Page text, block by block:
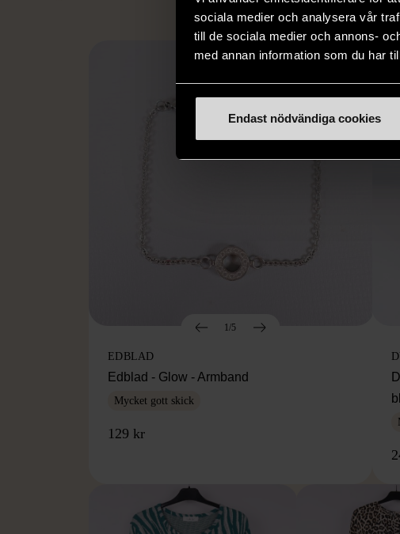
sociala medier och analysera vår
till de sociala medier och annons-
med annan information som du har
Endast nödvändiga cookies
1/5
EDBLAD
Edblad - Glow - Armband
Mycket gott skick
129 kr